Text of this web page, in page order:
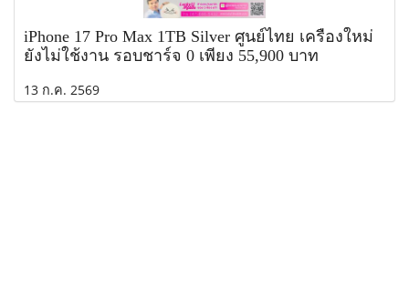
iPhone 17 Pro Max 1TB Silver ศูนย์ไทย เครื่องใหม่
ยังไม่ใช้งาน รอบชาร์จ 0 เพียง 55,900 บาท
13 ก.ค. 2569